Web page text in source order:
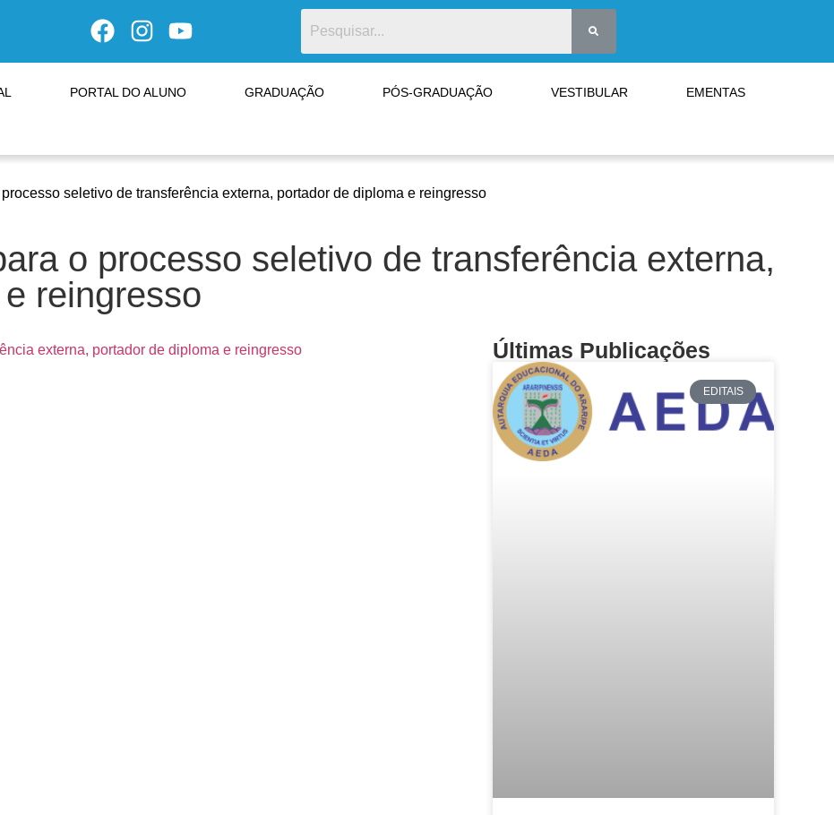
PORTAL DO ALUNO GRADUAÇÃO PÓS-GRADUAÇÃO VESTIBULAR EMENTAS
seletivo de transferência externa, portador de diploma e reingresso
o processo seletivo de transferência externa,
reingresso
Últimas Publicações
EDITAIS